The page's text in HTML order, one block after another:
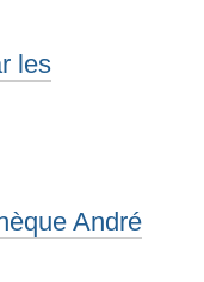
les
André